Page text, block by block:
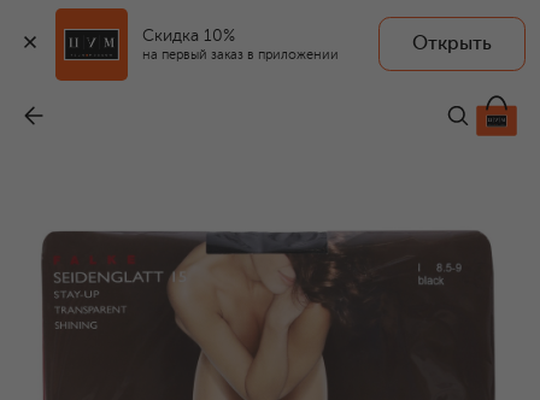
Скидка 10%
на первый заказ в приложении
Открыть
4 250 ₽